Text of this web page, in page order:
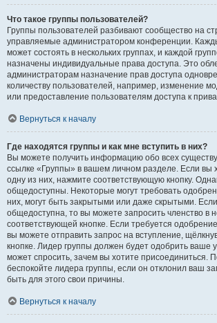
Что такое группы пользователей?
Группы пользователей разбивают сообщество на
управляемые администратором конференции.
может состоять в нескольких группах, и каждой
назначены индивидуальные права доступа. Это
администраторам назначение прав доступа
количеству пользователей, например, изменение
или предоставление пользователям доступа к
Вернуться к началу
Где находятся группы и как мне вступить в них?
Вы можете получить информацию обо всех
ссылке «Группы» в вашем личном разделе. Если вы
одну из них, нажмите соответствующую кнопку.
общедоступны. Некоторые могут требовать
них, могут быть закрытыми или даже скрытыми.
общедоступна, то вы можете запросить членство в
соответствующей кнопке. Если требуется
вы можете отправить запрос на вступление,
кнопке. Лидер группы должен будет одобрить ваше
может спросить, зачем вы хотите присоединиться.
беспокойте лидера группы, если он отклонил ваш
быть для этого свои причины.
Вернуться к началу